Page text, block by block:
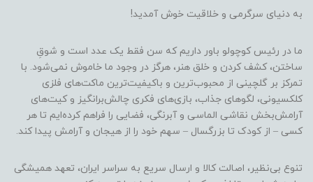
به دنیای سرگرمی و خلاقیت خوش آمدید!
ما در رئیس کوچولو باور داریم که سن فقط یک عدد است و شوقِ
ساختن، کشف کردن و خلق هنر، هرگز در وجود ما خاموش نمی‌شود. با
تمرکز بر گلچینی از محبوب‌ترین و باکیفیت‌ترین ماکت‌های فلزی
کلکسیونی، لگوهای جذاب، بازی‌های فکری چالش‌برانگیز و کیت‌های
آرامش‌بخش نقاشی الماسی و آبرنگی، فضایی را فراهم کرده‌ایم تا هر
کسی – از کودک تا بزرگسال – سهم خود را از هیجان و آرامش پیدا کند.
تنوع بی‌نظیر، اصالت کالا و ارسال سریع به سراسر ایران، تعهد همیشگی